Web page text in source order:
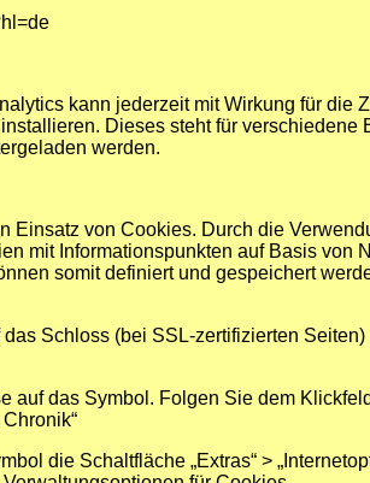
kann jederzeit mit Wirkung für
Dieses steht für verschiedene
werden.
Einsatz von Cookies. Durch die
mit Informationspunkten auf Basis von
somit definiert und gespeichert
Schloss (bei SSL-zertifizierten
das Symbol. Folgen Sie dem
die Schaltfläche „Extras“ >